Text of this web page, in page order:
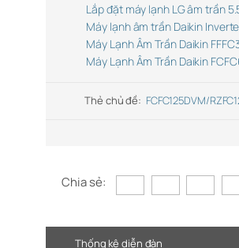
Lắp đặt máy lạnh LG âm trần
Máy lạnh âm trần Daikin
Máy Lạnh Âm Trần Daikin
Máy Lạnh Âm Trần Daikin
Thẻ chủ đề: FCFC125DVM/
Chia sẻ:
Thống kê diễn đàn